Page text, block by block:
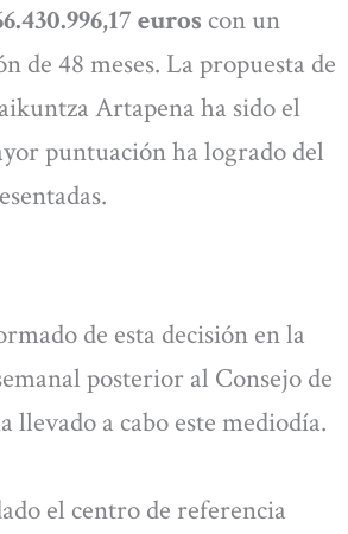
euros con un
de 48 meses. La propuesta de
Artapena ha sido el
puntuación ha logrado del
de esta decisión en la
posterior al Consejo de
llevado a cabo este mediodía.
el centro de referencia